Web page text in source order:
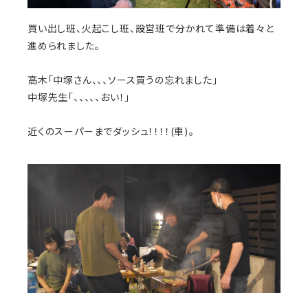
買い出し班、火起こし班、設営班で分かれて準備は着々と
進められました。
高木「中塚さん、、、ソース買うの忘れました」
中塚先生「、、、、、おい！」
近くのスーパーまでダッシュ！！！！(車)。